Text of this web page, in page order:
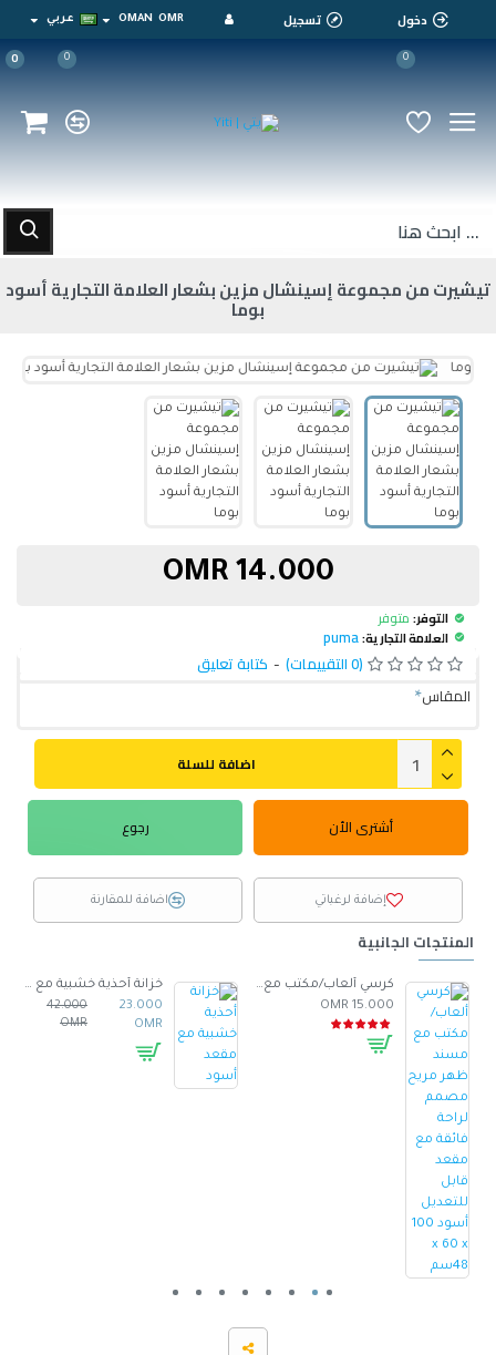
دخول تسجيل OMR
OMAN عربي
0
0
0
تيشيرت من مجموعة إسينشال مزين بشعار العلامة التجارية أسود
بوما
التوفر: متوفر
العلامة التجارية:puma
(0 التقييمات)
- كتابة تعليق
14.000 OMR
المقاس
اضافة للسلة
أشترى الأن رجوع
إضافة لرغباتي اضافة للمقارنة
المنتجات الجانبية
كرسي ألعاب/مكتب مع مسند ظهر مريح مصمم لراحة فائقة مع مقعد قابل للتعديل أسود 100 x 60 x 48سم
15.000 OMR
خزانة أحذية خشبية مع مقعد أسود
23.000
OMR
42.000
OMR